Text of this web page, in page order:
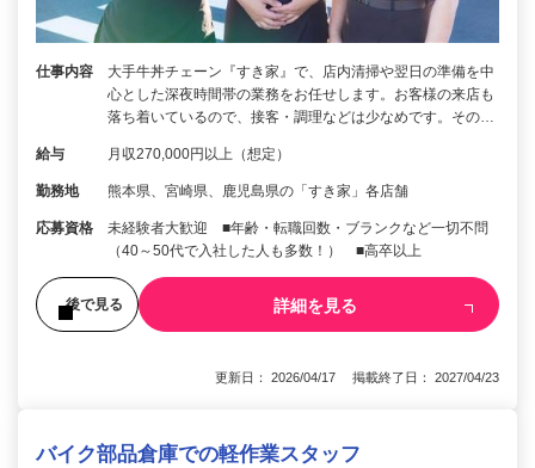
仕事内容
大手牛丼チェーン『すき家』で、店内清掃や翌日の準備を中
心とした深夜時間帯の業務をお任せします。お客様の来店も
落ち着いているので、接客・調理などは少なめです。その…
給与 月収270,000円以上（想定）
勤務地 熊本県、宮崎県、鹿児島県の「すき家」各店舗
応募資格
未経験者大歓迎 ■年齢・転職回数・ブランクなど一切不問
（40～50代で入社した人も多数！） ■高卒以上
後で見る 詳細を見る
更新日： 2026/04/17 掲載終了日： 2027/04/23
バイク部品倉庫での軽作業スタッフ